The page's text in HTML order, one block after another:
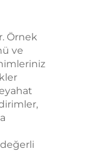
Örnek
ve